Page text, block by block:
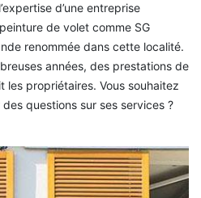
d’une entreprise
de volet comme SG
renommée dans cette localité.
années, des prestations de
les propriétaires. Vous souhaitez
questions sur ses services ?